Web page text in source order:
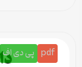
pdf پی دی اف